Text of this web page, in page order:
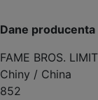
Dane producenta
FAME BROS.
Chiny / China
852